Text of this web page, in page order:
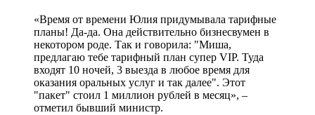
«Время от времени Юлия придумывала тарифные
планы! Да-да. Она действительно бизнесвумен в
некотором роде. Так и говорила: "Миша,
предлагаю тебе тарифный план супер VIP. Туда
входят 10 ночей, 3 выезда в любое время для
оказания оральных услуг и так далее". Этот
"пакет" стоил 1 миллион рублей в месяц», –
отметил бывший министр.